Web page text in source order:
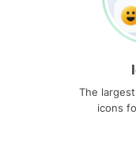
The
icons